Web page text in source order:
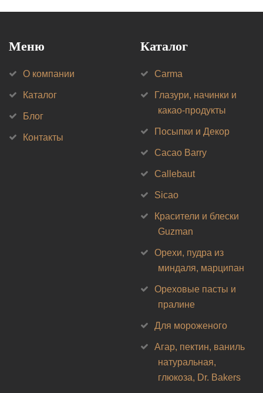
Меню
О компании
Каталог
Блог
Контакты
Каталог
Carma
Глазури, начинки и
какао-продукты
Посыпки и Декор
Cacao Barry
Callebaut
Sicao
Красители и блески
Guzman
Орехи, пудра из
миндаля, марципан
Ореховые пасты и
пралине
Для мороженого
Агар, пектин, ваниль
натуральная,
глюкоза, Dr. Bakers